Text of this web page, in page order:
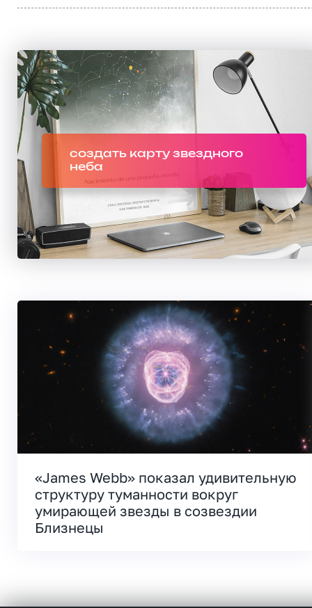
создать карту звездного
неба
«James Webb» показал удивительную
структуру туманности вокруг
умирающей звезды в созвездии
Близнецы